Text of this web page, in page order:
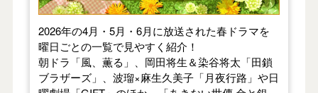
2026年の4月・5月・6月に放送された春ドラマを
曜日ごとの一覧で見やすく紹介！
朝ドラ「風、薫る」、岡田将生＆染谷将太「田鎖
ブラザーズ」、波瑠×麻生久美子「月夜行路」や日